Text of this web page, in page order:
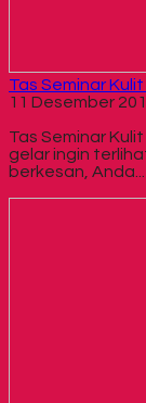
Tas Seminar
11 Desember
Tas Seminar
gelar ingin
berkesan, Anda...